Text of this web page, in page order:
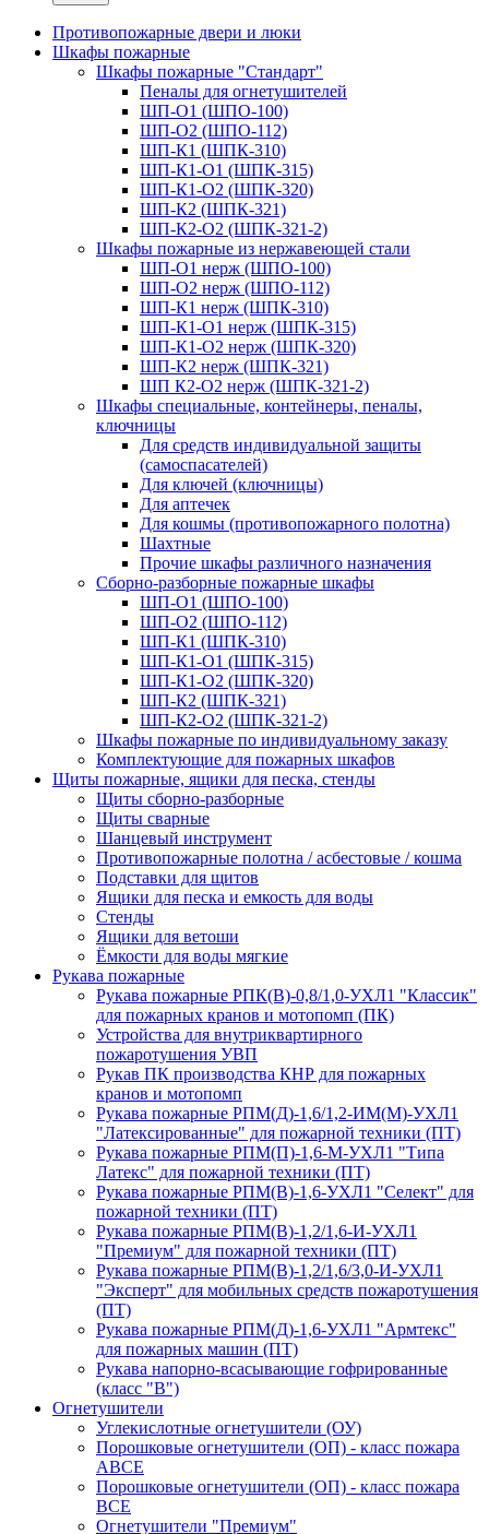
Противопожарные двери и люки
Шкафы пожарные
Шкафы пожарные "Стандарт"
Пеналы для огнетушителей
ШП-О1 (ШПО-100)
ШП-О2 (ШПО-112)
ШП-К1 (ШПК-310)
ШП-К1-О1 (ШПК-315)
ШП-К1-О2 (ШПК-320)
ШП-К2 (ШПК-321)
ШП-К2-О2 (ШПК-321-2)
Шкафы пожарные из нержавеющей стали
ШП-О1 нерж (ШПО-100)
ШП-О2 нерж (ШПО-112)
ШП-К1 нерж (ШПК-310)
ШП-К1-О1 нерж (ШПК-315)
ШП-К1-О2 нерж (ШПК-320)
ШП-К2 нерж (ШПК-321)
ШП К2-О2 нерж (ШПК-321-2)
Шкафы специальные, контейнеры, пеналы,
ключницы
Для средств индивидуальной защиты
(самоспасателей)
Для ключей (ключницы)
Для аптечек
Для кошмы (противопожарного полотна)
Шахтные
Прочие шкафы различного назначения
Сборно-разборные пожарные шкафы
ШП-О1 (ШПО-100)
ШП-О2 (ШПО-112)
ШП-К1 (ШПК-310)
ШП-К1-О1 (ШПК-315)
ШП-К1-О2 (ШПК-320)
ШП-К2 (ШПК-321)
ШП-К2-О2 (ШПК-321-2)
Шкафы пожарные по индивидуальному заказу
Комплектующие для пожарных шкафов
Щиты пожарные, ящики для песка, стенды
Щиты сборно-разборные
Щиты сварные
Шанцевый инструмент
Противопожарные полотна / асбестовые / кошма
Подставки для щитов
Ящики для песка и емкость для воды
Стенды
Ящики для ветоши
Ёмкости для воды мягкие
Рукава пожарные
Рукава пожарные РПК(В)-0,8/1,0-УХЛ1 "Классик"
для пожарных кранов и мотопомп (ПК)
Устройства для внутриквартирного
пожаротушения УВП
Рукав ПК производства КНР для пожарных
кранов и мотопомп
Рукава пожарные РПМ(Д)-1,6/1,2-ИМ(M)-УХЛ1
"Латексированные" для пожарной техники (ПТ)
Рукава пожарные РПМ(П)-1,6-М-УХЛ1 "Типа
Латекс" для пожарной техники (ПТ)
Рукава пожарные РПМ(В)-1,6-УХЛ1 "Селект" для
пожарной техники (ПТ)
Рукава пожарные РПМ(В)-1,2/1,6-И-УХЛ1
"Премиум" для пожарной техники (ПТ)
Рукава пожарные РПМ(В)-1,2/1,6/3,0-И-УХЛ1
"Эксперт" для мобильных средств пожаротушения
(ПТ)
Рукава пожарные РПМ(Д)-1,6-УХЛ1 "Армтекс"
для пожарных машин (ПТ)
Рукава напорно-всасывающие гофрированные
(класс "В")
Огнетушители
Углекислотные огнетушители (ОУ)
Порошковые огнетушители (ОП) - класс пожара
АВСЕ
Порошковые огнетушители (ОП) - класс пожара
ВСЕ
Огнетушители "Премиум"